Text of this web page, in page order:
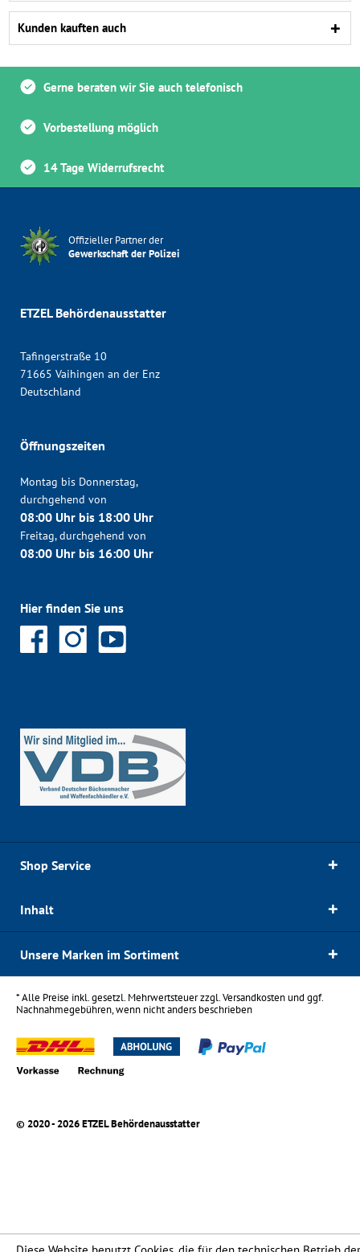
Kunden kauften auch
Gerne beraten wir Sie auch telefonisch
Vorbestellung möglich
14 Tage Widerrufsrecht
Offizieller Partner der
Gewerkschaft der Polizei
ETZEL Behördenausstatter
Tafingerstraße 10
71665 Vaihingen an der Enz
Deutschland
Öffnungszeiten
Montag bis Donnerstag,
durchgehend von
08:00 Uhr bis 18:00 Uhr
Freitag, durchgehend von
08:00 Uhr bis 16:00 Uhr
Hier finden Sie uns
Shop Service
Inhalt
Unsere Marken im Sortiment
* Alle Preise inkl. gesetzl. Mehrwertsteuer zzgl.Versandkostenund ggf.
Nachnahmegebühren, wenn nicht anders beschrieben
© 2020 - 2026 ETZEL Behördenausstatter